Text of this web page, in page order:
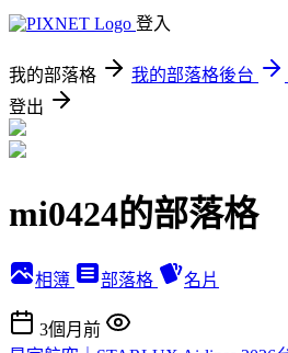
登入
我的部落格 我的部落格後台
登出
mi0424的部落格
相簿 部落格 名片
3個月前